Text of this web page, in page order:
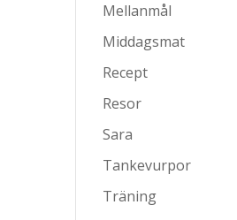
Mellanmål
Middagsmat
Recept
Resor
Sara
Tankevurpor
Träning